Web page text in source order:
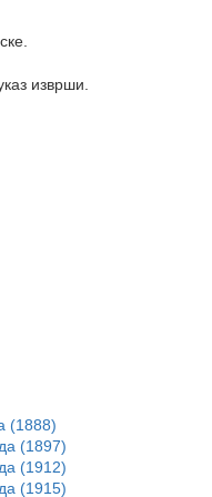
изврши.
(1888)
(1897)
(1912)
(1915)